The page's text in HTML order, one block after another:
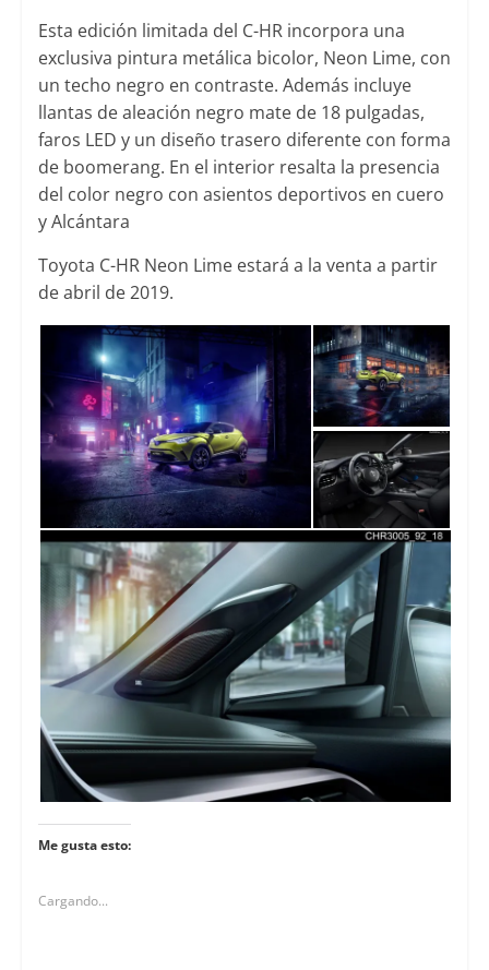
Esta edición limitada del C-HR incorpora una
exclusiva pintura metálica bicolor, Neon Lime, con
un techo negro en contraste. Además incluye
llantas de aleación negro mate de 18 pulgadas,
faros LED y un diseño trasero diferente con forma
de boomerang. En el interior resalta la presencia
del color negro con asientos deportivos en cuero
y Alcántara
Toyota C-HR Neon Lime estará a la venta a partir
de abril de 2019.
Me gusta esto:
Cargando...